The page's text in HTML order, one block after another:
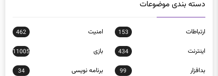
دسته بندی موضوعات
ارتباطات 153 امنيت 462
اينترنت 434 بازی 11005
بدافزار 99 برنامه نويسی 34